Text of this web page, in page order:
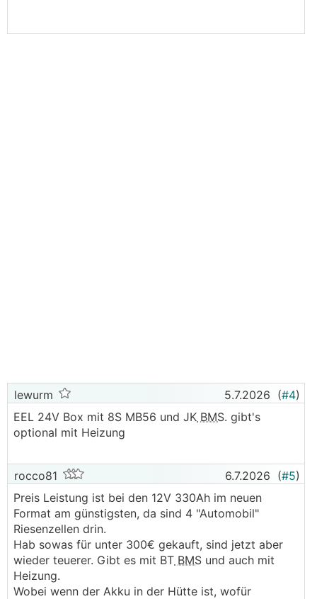
lewurm 5.7.2026 (#4)
EEL 24V Box mit 8S MB56 und JK BMS. gibt's
optional mit Heizung
rocco81 6.7.2026 (#5)
Preis Leistung ist bei den 12V 330Ah im neuen
Format am günstigsten, da sind 4 "Automobil"
Riesenzellen drin.
Hab sowas für unter 300€ gekauft, sind jetzt aber
wieder teuerer. Gibt es mit BT BMS und auch mit
Heizung.
Wobei wenn der Akku in der Hütte ist, wofür